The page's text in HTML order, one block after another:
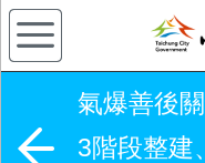
氣爆善後
3階段整建